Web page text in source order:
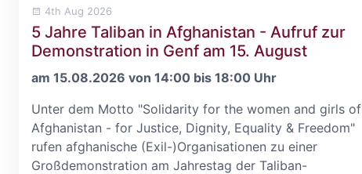
4th Aug 2026
5 Jahre Taliban in Afghanistan - Aufruf zur
Demonstration in Genf am 15. August
am 15.08.2026 von 14:00 bis 18:00 Uhr
Unter dem Motto "Solidarity for the women and girls of
Afghanistan - for Justice, Dignity, Equality & Freedom"
rufen afghanische (Exil-)Organisationen zu einer
Großdemonstration am Jahrestag der Taliban-